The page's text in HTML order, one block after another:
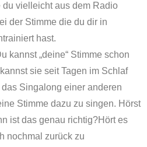
du vielleicht aus dem Radio
der Stimme die du dir in
hast.
kannst „deine“ Stimme schon
sie seit Tagen im Schlaf
Singalong einer anderen
Stimme dazu zu singen. Hörst
ist das genau richtig?Hört es
nochmal zurück zu